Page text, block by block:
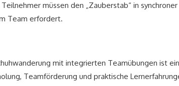
müssen den „Zauberstab“ in
Team erfordert.
mit integrierten Teamübungen ist
Teamförderung und praktische